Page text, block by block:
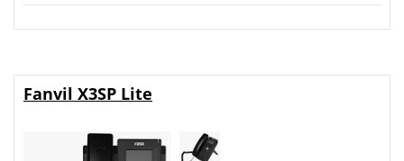
Fanvil X3SP Lite